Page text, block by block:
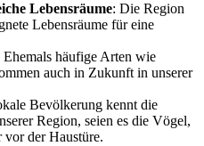
Lebensräume: Die Region
Lebensräume für eine
Ehemals häufige Arten wie
auch in Zukunft in unserer
Bevölkerung kennt die
Region, seien es die Vögel,
vor der Haustüre.